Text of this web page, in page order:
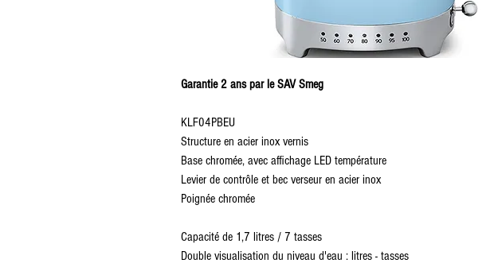
Garantie 2 ans par le SAV Smeg
KLF04PBEU
Structure en acier inox vernis
Base chromée, avec affichage LED température
Levier de contrôle et bec verseur en acier inox
Poignée chromée
Capacité de 1,7 litres / 7 tasses
Double visualisation du niveau d'eau : litres - tasses